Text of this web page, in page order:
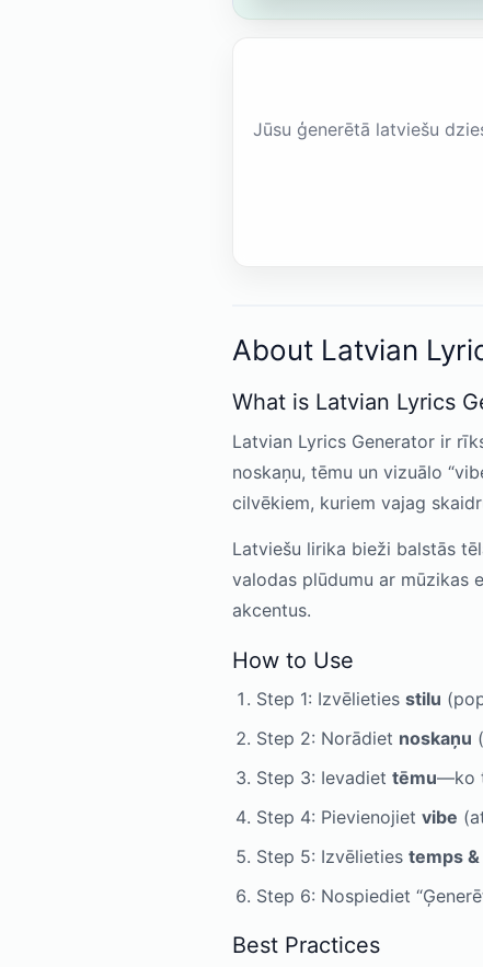
Jūsu ģenerētā latviešu
About Latvian
What is Latvian Lyrics
Latvian Lyrics Generator ir
noskaņu, tēmu un vizuālo
cilvēkiem, kuriem vajag
Latviešu lirika bieži balstās
valodas plūdumu ar mūzikas
akcentus.
How to Use
Step 1: Izvēlieties stilu
Step 2: Norādiet noskaņu
Step 3: Ievadiet tēmu—ko
Step 4: Pievienojiet vibe
Step 5: Izvēlieties temps
Step 6: Nospiediet
Best Practices